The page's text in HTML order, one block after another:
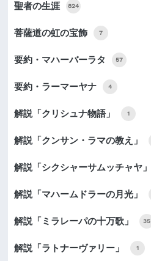
聖者の生涯 824
菩薩道の虹の宝飾 7
要約・マハーバーラタ 57
要約・ラーマーヤナ 4
解説「クリシュナ物語」 1
解説「クンサン・ラマの教え」
解説「シクシャーサムッチャヤ」
解説「マハームドラーの月光」
解説「ミラレーパの十万歌」 35
解説「ラトナーヴァリー」 1